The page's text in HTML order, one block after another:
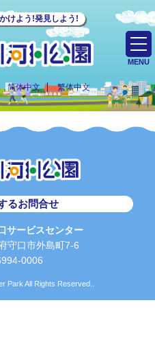
けよう!発見しよう!
简体中文 繁体中文
MENU
るお問合せ
ービスセンター
守口市外島町7-6
0006
Park All Rights Reserved..